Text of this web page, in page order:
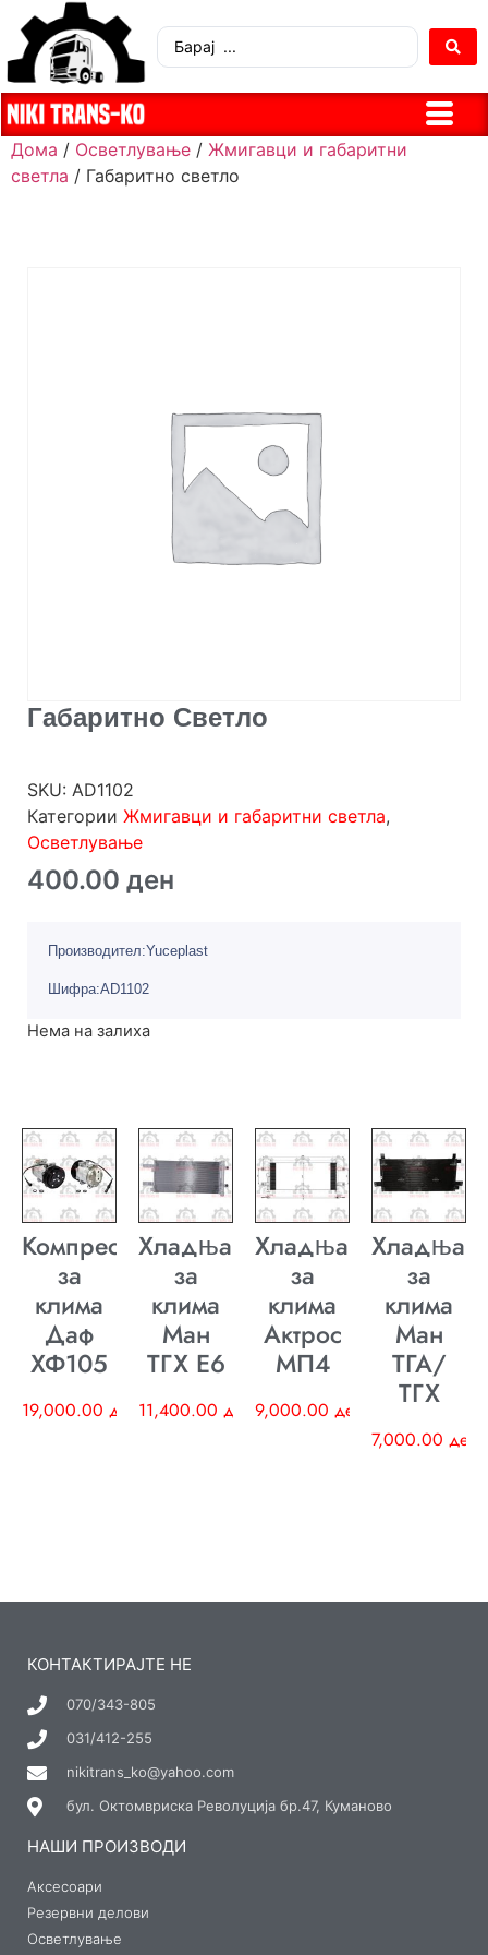
Дома / Осветлување / Жмигавци и габаритни
светла / Габаритно светло
Габаритно Светло
SKU: AD1102
Категории Жмигавци и габаритни светла,
Осветлување
400.00 ден
Производител:Yuceplast
Шифра:AD1102
Нема на залиха
Компресор
за
клима
Даф
ХФ105
19,000.00 ден
Хладњак
за
клима
Ман
ТГХ E6
11,400.00 ден
Хладњак
за
клима
Актрос
МП4
9,000.00 ден
Хладњак
за
клима
Ман
ТГА/
ТГХ
7,000.00 ден
КОНТАКТИРАЈТЕ НЕ
070/343-805
031/412-255
nikitrans_ko@yahoo.com
бул. Октомвриска Револуција бр.47, Куманово
НАШИ ПРОИЗВОДИ
Аксесоари
Резервни делови
Осветлување